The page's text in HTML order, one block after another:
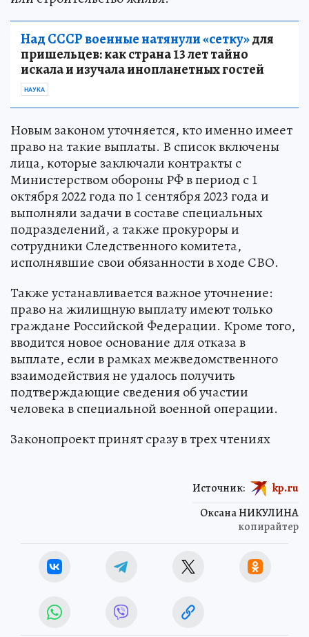
Над СССР военные натянули «сетку»для
пришельцев: как страна 13 лет тайно
искала и изучала инопланетных гостей
НАУКА
Новым законом уточняется, кто именно имеет
право на такие выплаты. В список включены
лица, которые заключали контракты с
Министерством обороны РФ в период с 1
октября 2022 года по 1 сентября 2023 года и
выполняли задачи в составе специальных
подразделений, а также прокуроры и
сотрудники Следственного комитета,
исполнявшие свои обязанности в ходе СВО.
Также устанавливается важное уточнение:
право на жилищную выплату имеют только
граждане Российской Федерации. Кроме того,
вводится новое основание для отказа в
выплате, если в рамках межведомственного
взаимодействия не удалось получить
подтверждающие сведения об участии
человека в специальной военной операции.
Законопроект принят сразу в трех чтениях
Оксана НИКУЛИНА
копирайтер
Источник: kp.ru